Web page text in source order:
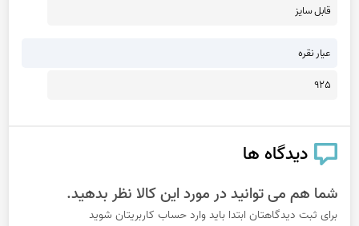
قابل سایز
عیار نقره
925
دیدگاه ها
شما هم می توانید در مورد این کالا نظر بدهید.
برای ثبت دیدگاهتان ابتدا باید وارد حساب کاربریتان شوید